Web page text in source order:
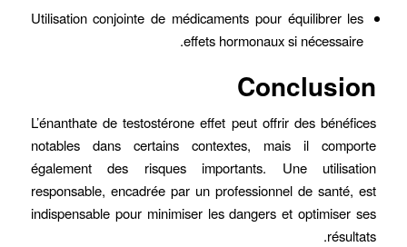
Utilisation conjointe de médicaments pour équilibrer les
effets hormonaux si nécessaire.
Conclusion
L’énanthate de testostérone effet peut offrir des bénéfices
notables dans certains contextes, mais il comporte
également des risques importants. Une utilisation
responsable, encadrée par un professionnel de santé, est
indispensable pour minimiser les dangers et optimiser ses
résultats.